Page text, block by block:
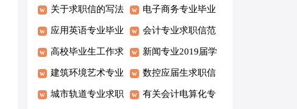
语
关于求职信的写法
参考
电子商务专业毕业
生求职信范文
应用英语专业毕业
生求职信范文
会计专业求职信范
文
高校毕业生工作求
职信范文
新闻专业2019届学
生求职信范文
建筑环境艺术专业
的求职信
数控应届生求职信
范文
城市轨道专业求职 有关会计电算化专